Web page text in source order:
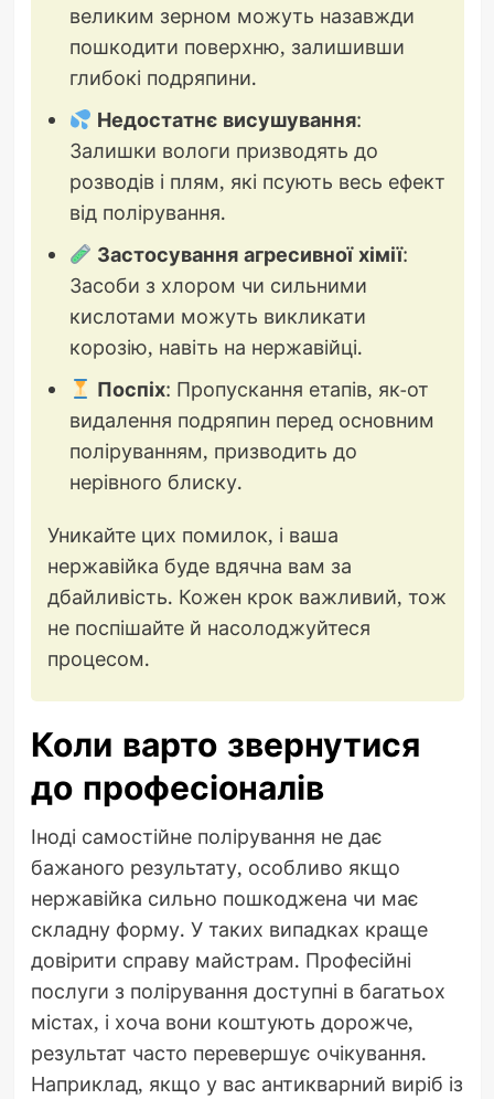
великим зерном можуть назавжди
пошкодити поверхню, залишивши
глибокі подряпини.
Недостатнє висушування:
Залишки вологи призводять до
розводів і плям, які псують весь ефект
від полірування.
Застосування агресивної хімії:
Засоби з хлором чи сильними
кислотами можуть викликати
корозію, навіть на нержавійці.
Поспіх: Пропускання етапів, як-от
видалення подряпин перед основним
поліруванням, призводить до
нерівного блиску.
Уникайте цих помилок, і ваша
нержавійка буде вдячна вам за
дбайливість. Кожен крок важливий, тож
не поспішайте й насолоджуйтеся
процесом.
Коли варто звернутися
до професіоналів
Іноді самостійне полірування не дає
бажаного результату, особливо якщо
нержавійка сильно пошкоджена чи має
складну форму. У таких випадках краще
довірити справу майстрам. Професійні
послуги з полірування доступні в багатьох
містах, і хоча вони коштують дорожче,
результат часто перевершує очікування.
Наприклад, якщо у вас антикварний виріб із